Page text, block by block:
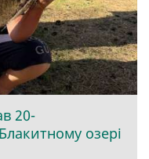
20-
озері